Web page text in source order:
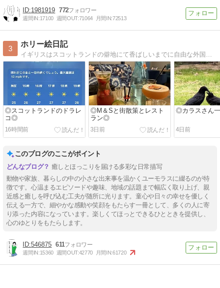
1981919 772
週間IN:17100 週間OUT:71064 月間IN:72513
3
ホリー絵日記
イギリスはスコットランドの僻地にて香ばしいまでに自由な外国人夫と年子の娘達に振り回される日常を描いてます。
◎スコットランドのドラレ
コ◎
16時間前
◎M＆Sと街散策とレスト
ラン◎
3日前
◎カラスさん
4日前
このブログのここがポイント
癒しとほっこりを届ける多彩な日常描写
動物や家族、暮らしの中の小さな出来事を温かくユーモラスに綴るのが特
徴です。心温まるエピソードや趣味、地域の話題まで幅広く取り上げ、親
近感と癒しを呼び込む工夫が随所に光ります。童心や日々の幸せを優しく
伝える一方で、細やかな感動や笑顔をもたらす一冊として、多くの人に寄
り添った内容になっています。楽しくてほっとできるひとときを提供し、
心のゆとりをもたらします。
546875 611
週間IN:15360 週間OUT:42770 月間IN:61720